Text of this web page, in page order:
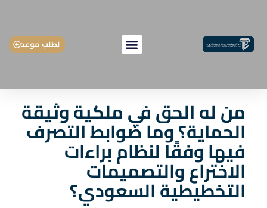
لطلب موعد
من له الحق في ملكية وثيقة
الحماية؟ وما ضوابط التصرف
فيها وفقًا لنظام براءات
الاختراع والتصميمات
التخطيطية السعودي؟